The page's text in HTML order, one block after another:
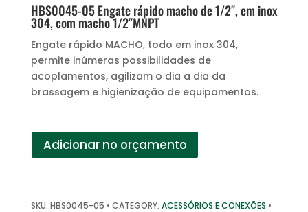
HBS0045-05 Engate rápido macho de 1/2″, em inox
304, com macho 1/2″MNPT
Engate rápido MACHO, todo em inox 304,
permite inúmeras possibilidades de
acoplamentos, agilizam o dia a dia da
brassagem e higienização de equipamentos.
Adicionar no orçamento
SKU: HBS0045-05 CATEGORY: ACESSÓRIOS E CONEXÕES